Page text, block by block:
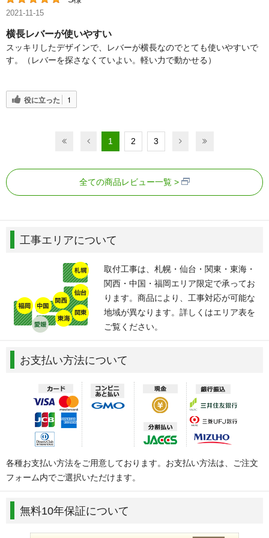
2021-11-15
横長レバーが使いやすい
スッキリしたデザインで、レバーが横長なのでとても使いやすいで
す。（レバーを探さなくていよい。軽い力で動かせる）
役に立った 1
1 2 3
全ての商品レビュー一覧
工事エリアについて
取付工事は、札幌・仙台・関東・東海・
関西・中国・福岡エリア限定で承ってお
ります。商品により、工事対応が可能な
地域が異なります。詳しくはエリア表を
ご覧ください。
お支払い方法について
各種お支払い方法をご用意しております。お支払い方法は、ご注文
フォーム内でご選択いただけます。
無料10年保証について